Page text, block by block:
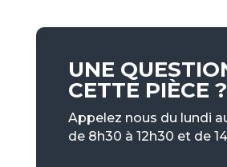
UNE
CETTE PIÈCE ?
Appelez nous du lundi
de 8h30 à 12h30 et de